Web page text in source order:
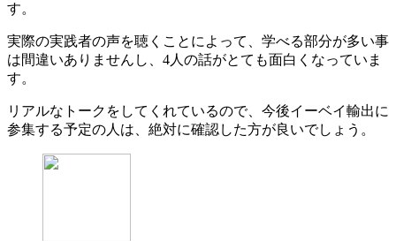
す。
実際の実践者の声を聴くことによって、学べる部分が多い事
は間違いありませんし、4人の話がとても面白くなっていま
す。
リアルなトークをしてくれているので、今後イーベイ輸出に
参集する予定の人は、絶対に確認した方が良いでしょう。